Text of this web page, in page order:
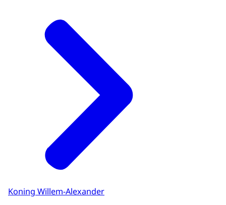
Koning Willem-Alexander